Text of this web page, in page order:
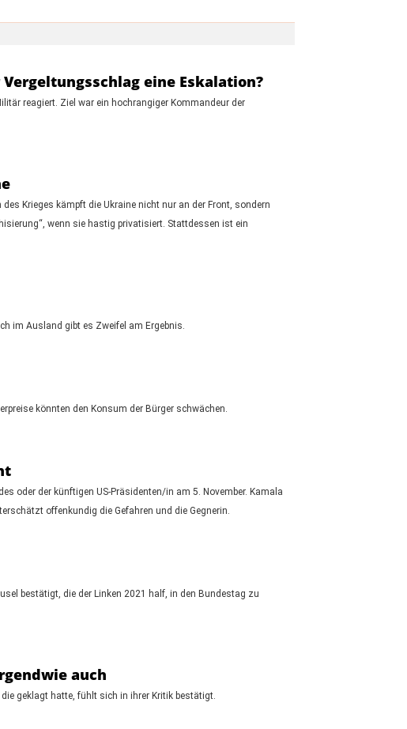
eine Eskalation?
reagiert. Ziel war ein hochrangiger Kommandeur der
Krieges kämpft die Ukraine nicht nur an der Front, sondern
wenn sie hastig privatisiert. Stattdessen ist ein
im Ausland gibt es Zweifel am Ergebnis.
könnten den Konsum der Bürger schwächen.
oder der künftigen US-Präsidenten/in am 5. November. Kamala
offenkundig die Gefahren und die Gegnerin.
bestätigt, die der Linken 2021 half, in den Bundestag zu
auch
geklagt hatte, fühlt sich in ihrer Kritik bestätigt.